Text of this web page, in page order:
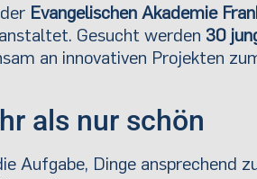
Evangelischen Akademie
Gesucht werden 30
an innovativen Projekten
als nur schön
Aufgabe, Dinge ansprechend